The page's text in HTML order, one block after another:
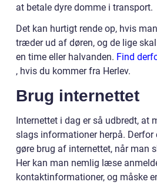
at betale dyre domme i transport.
Det kan hurtigt rende op, hvis
træder ud af døren, og de lige
en time eller halvanden. Find
, hvis du kommer fra Herlev.
Brug internettet
Internettet i dag er så udbredt, at
slags informationer herpå. Derfor
gøre brug af internettet, når man
Her kan man nemlig læse
kontaktinformationer, og måske